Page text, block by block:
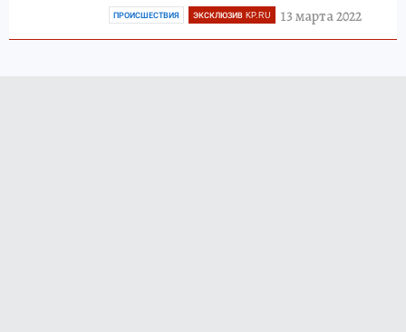
13 марта 2022
ПРОИСШЕСТВИЯ ЭКСКЛЮЗИВ KP.RU